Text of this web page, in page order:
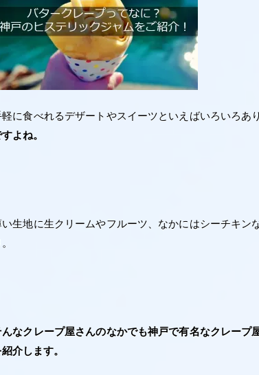
軽に食べれるデザートやスイーツといえばいろいろあ
よね。
い生地に生クリームやフルーツ、なかにはシーチキン
んなクレープ屋さんのなかでも神戸で有名なクレープ
介します。